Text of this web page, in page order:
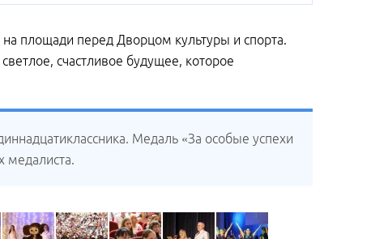
площади перед Дворцом культуры и спорта.
счастливое будущее, которое
Медаль «За особые успехи
медалиста.